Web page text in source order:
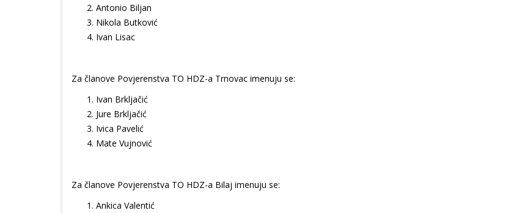
Antonio Biljan
Nikola Butković
Ivan Lisac
Za članove Povjerenstva TO HDZ-a Trnovac imenuju se:
Ivan Brkljačić
Jure Brkljačić
Ivica Pavelić
Mate Vujnović
Za članove Povjerenstva TO HDZ-a Bilaj imenuju se:
Ankica Valentić